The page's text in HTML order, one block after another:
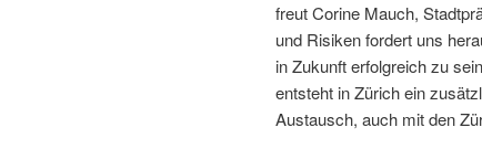
freut Corine Mauch,
und Risiken fordert uns
in Zukunft erfolgreich zu
entsteht in Zürich ein
Austausch, auch mit den